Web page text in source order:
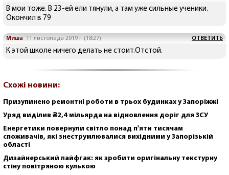
В мои тоже. В 23-ей ели тянули, а там уже сильные ученики.
Окончил в 79
Миша 11 листопада 2019 г. (18:27) ОТВЕТИТЬ
К этой школе ничего делать не стоит.Отстой.
Схожі новини:
Призупинено ремонтні роботи в трьох будинках у Запоріжжі
Уряд виділив ₴2,4 мільярда на відновлення доріг для ЗСУ
Енергетики повернули світло понад п'яти тисячам
споживачів, які знеструмлювалися вихідними у Запорізькій
області
Дизайнерський лайфгак: як зробити оригінальну текстурну
стіну повітряною кулькою